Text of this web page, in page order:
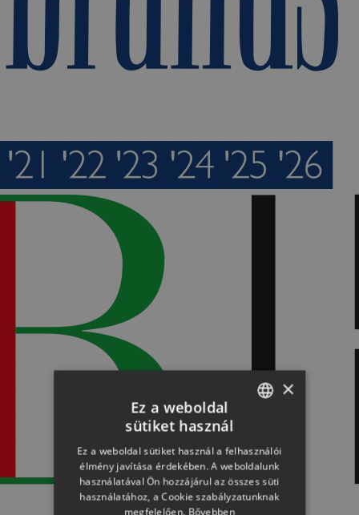
HUNGARIAN
SLOVAK
GERMAN
×
Ez a weboldal
sütiket használ
Ez a weboldal sütiket használ a felhasználói
élmény javítása érdekében. A weboldalunk
használatával Ön hozzájárul az összes süti
használatához, a Cookie szabályzatunknak
megfelelően. Bővebben